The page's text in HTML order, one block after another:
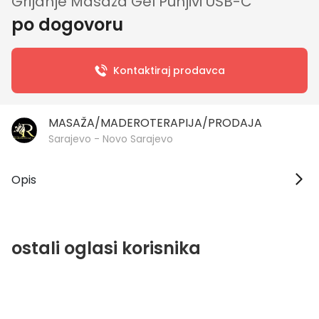
po dogovoru
Kontaktiraj prodavca
MASAŽA/MADEROTERAPIJA/PRODAJA
Sarajevo - Novo Sarajevo
Opis
ostali oglasi korisnika